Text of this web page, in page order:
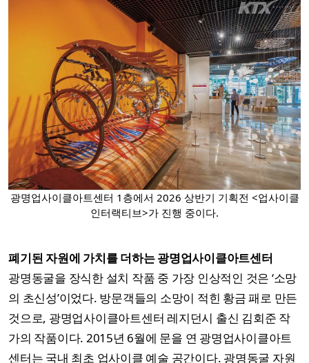
광명업사이클아트센터 1층에서 2026 상반기 기획전 <업사이클
인터랙티브>가 진행 중이다.
폐기된 자원에 가치를 더하는 광명업사이클아트센터
광명동굴을 장식한 설치 작품 중 가장 인상적인 것은 ‘소망
의 초신성’이었다. 방문객들의 소망이 적힌 황금 패로 만든
것으로, 광명업사이클아트센터 레지던시 출신 김회준 작
가의 작품이다. 2015년 6월에 문을 연 광명업사이클아트
센터는 국내 최초 업사이클 예술 공간이다. 광명동굴 자원